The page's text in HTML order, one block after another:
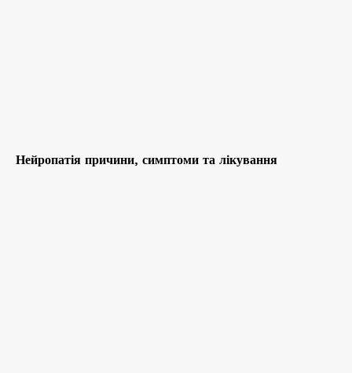
Нейропатія причини, симптоми та лікування